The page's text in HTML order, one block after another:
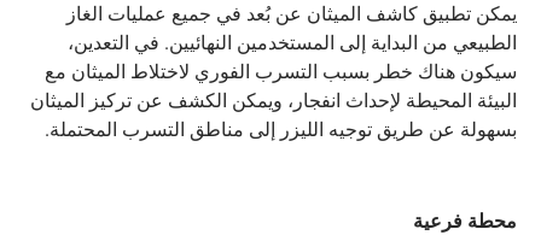
يمكن تطبيق كاشف الميثان عن بُعد في جميع عمليات الغاز
الطبيعي من البداية إلى المستخدمين النهائيين. في التعدين،
سيكون هناك خطر بسبب التسرب الفوري لاختلاط الميثان مع
البيئة المحيطة لإحداث انفجار، ويمكن الكشف عن تركيز الميثان
بسهولة عن طريق توجيه الليزر إلى مناطق التسرب المحتملة.
محطة فرعية